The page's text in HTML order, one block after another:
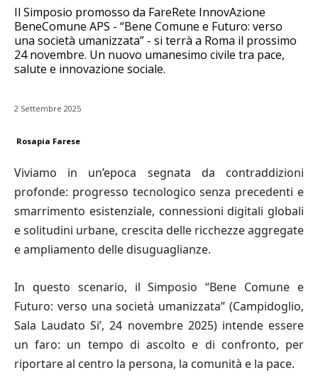
Il Simposio promosso da FareRete InnovAzione
BeneComune APS - “Bene Comune e Futuro: verso
una società umanizzata” - si terrà a Roma il prossimo
24 novembre. Un nuovo umanesimo civile tra pace,
salute e innovazione sociale.
2 Settembre 2025
Rosapia Farese
Viviamo in un’epoca segnata da contraddizioni
profonde: progresso tecnologico senza precedenti e
smarrimento esistenziale, connessioni digitali globali
e solitudini urbane, crescita delle ricchezze aggregate
e ampliamento delle disuguaglianze.
In questo scenario, il Simposio “Bene Comune e
Futuro: verso una società umanizzata” (Campidoglio,
Sala Laudato Si’, 24 novembre 2025) intende essere
un faro: un tempo di ascolto e di confronto, per
riportare al centro la persona, la comunità e la pace.